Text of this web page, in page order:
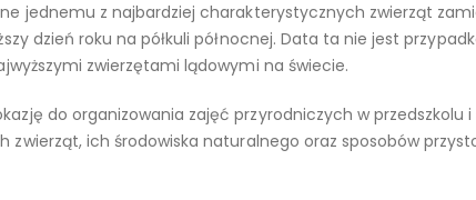
jednemu z najbardziej charakterystycznych zwierząt
dzień roku na półkuli północnej. Data ta nie jest
zwierzętami lądowymi na świecie.
do organizowania zajęć przyrodniczych w przedszkolu
ich środowiska naturalnego oraz sposobów